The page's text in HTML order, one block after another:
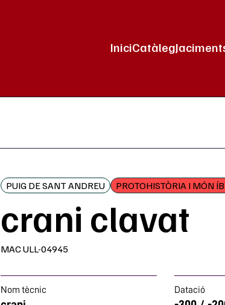
Navegació
IniciCatàleg
PUIG DE SANT ANDREU PROTOHISTÒRIA I MÓN
crani clavat
MAC ULL-04945
Nom tècnic Datació